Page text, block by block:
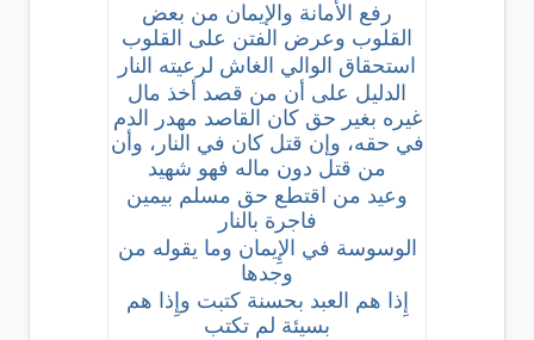
رفع الأمانة والإيمان من بعض
القلوب وعرض الفتن على القلوب
استحقاق الوالي الغاش لرعيته النار
الدليل على أن من قصد أخذ مال
غيره بغير حق كان القاصد مهدر الدم
في حقه، وإن قتل كان في النار، وأن
من قتل دون ماله فهو شهيد
وعيد من اقتطع حق مسلم بيمين
فاجرة بالنار
الوسوسة في الإِيمان وما يقوله من
وجدها
إِذا هم العبد بحسنة كتبت وإِذا هم
بسيئة لم تكتب